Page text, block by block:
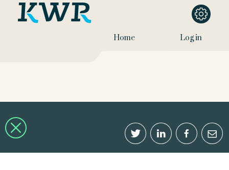
Home Log in